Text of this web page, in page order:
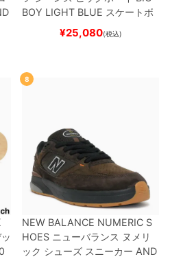
BOY LIGHT BLUE スケートボ
ード スケボー
¥25,080(税込)
8
NEW BALANCE NUMERIC S
HOES ニューバランス ヌメリ
ック シューズ スニーカー AND